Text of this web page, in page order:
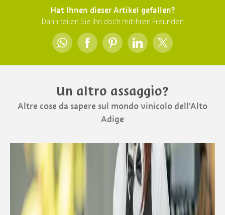
Hat Ihnen dieser Artikel gefallen?
Dann teilen Sie ihn doch mit Ihren Freunden
Un altro assaggio?
Altre cose da sapere sul mondo vinicolo dell'Alto
Adige